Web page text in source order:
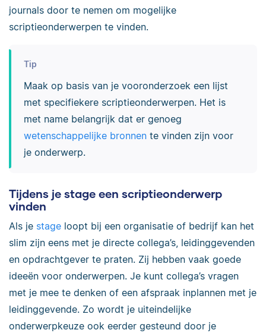
journals door te nemen om mogelijke
scriptieonderwerpen te vinden.
Tip
Maak op basis van je vooronderzoek een lijst
met specifiekere scriptieonderwerpen. Het is
met name belangrijk dat er genoeg
wetenschappelijke bronnente vinden zijn voor
je onderwerp.
Tijdens je stage een scriptieonderwerp
vinden
Als je stage loopt bij een organisatie of bedrijf kan het
slim zijn eens met je directe collega’s, leidinggevenden
en opdrachtgever te praten. Zij hebben vaak goede
ideeën voor onderwerpen. Je kunt collega’s vragen
met je mee te denken of een afspraak inplannen met je
leidinggevende. Zo wordt je uiteindelijke
onderwerpkeuze ook eerder gesteund door je